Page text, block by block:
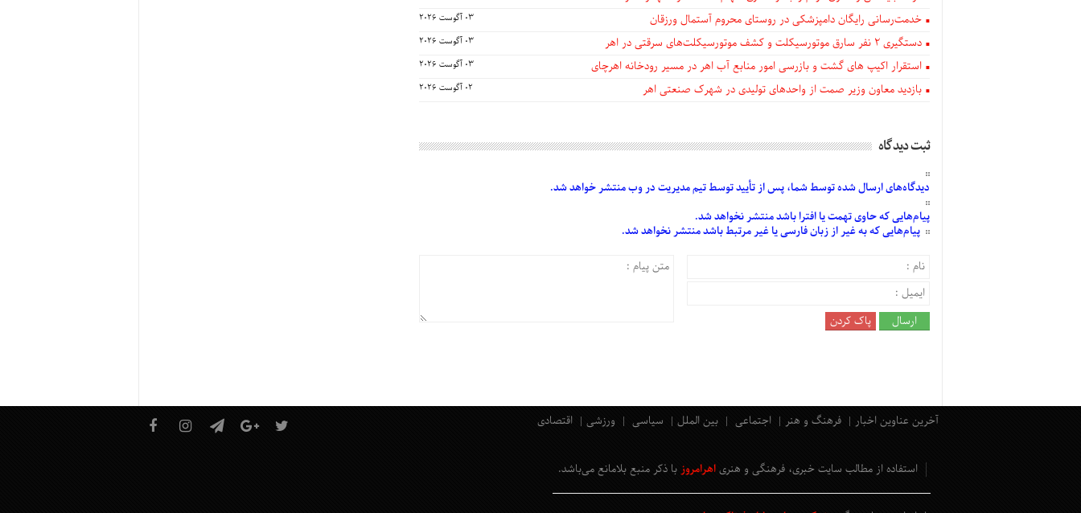
خدمت‌رسانی رایگان دامپزشکی در روستای محروم آستمال ورزقان 03 آگوست 2026
دستگيری ۲ نفر سارق موتورسیکلت و کشف موتورسیکلت‌های سرقتی در اهر 03 آگوست 2026
استقرار اکیپ های گشت و بازرسی امور منابع آب اهر در مسیر رودخانه اهرچای 03 آگوست 2026
بازدید معاون وزیر صمت از واحدهای تولیدی در شهرک صنعتی اهر 02 آگوست 2026
ثبت دیدگاه
دیدگاه‌هایارسالشدهتوسط شما، پس از تأییدتوسط تیم مدیریت در وب منتشر خواهد شد.
پیام‌هاییکه حاوی تهمت یا افترا باشد منتشر نخواهد شد.
پیام‌هاییکه به غیر از زبان فارسی یا غیر مرتبط باشد منتشر نخواهد شد.
آخرین عناوین اخبار فرهنگ و هنر اجتماعی بین الملل سیاسی ورزشی اقتصادی
استفاده از مطالب سایت خبری، فرهنگی و هنری اهرامروز با ذکر منبع بلامانع می‌باشد.